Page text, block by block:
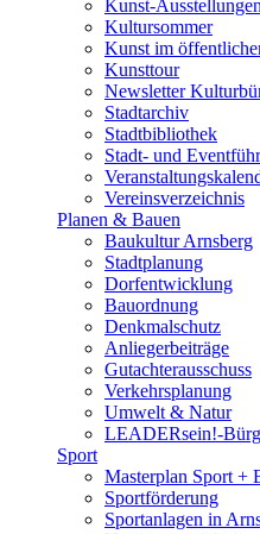
Kunst-Ausstellungen
Kultursommer
Kunst im
Kunsttour
Newsletter
Stadtarchiv
Stadtbibliothek
Stadt- und
Vereinsverzeichnis
Planen & Bauen
Baukultur Arnsberg
Stadtplanung
Dorfentwicklung
Bauordnung
Denkmalschutz
Anliegerbeiträge
Gutachterausschuss
Verkehrsplanung
Umwelt & Natur
LEADERsein!-
Sport
Masterplan Sport +
Sportförderung
Sportanlagen in